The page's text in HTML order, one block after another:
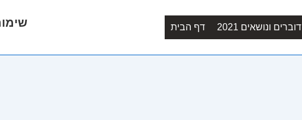
Main
Navigation
דף הבית דוברים ונושאים 2021